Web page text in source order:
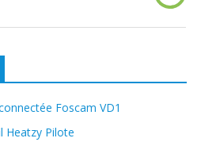
Foscam VD1
Heatzy Pilote